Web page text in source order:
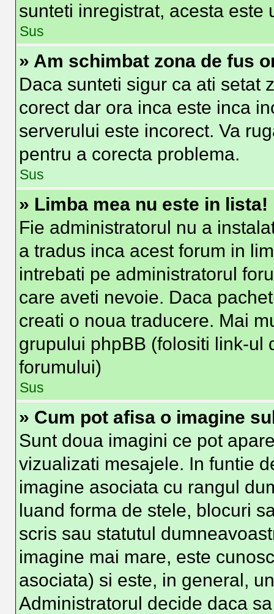
sunteti inregistrat, acesta este
Sus
» Am schimbat zona de fus
Daca sunteti sigur ca ati setat
corect dar ora inca este inca
serverului este incorect. Va
pentru a corecta problema.
Sus
» Limba mea nu este in lista!
Fie administratorul nu a
a tradus inca acest forum in
intrebati pe administratorul
care aveti nevoie. Daca
creati o noua traducere. Mai
grupului phpBB (folositi link-ul
forumului)
Sus
» Cum pot afisa o imagine
Sunt doua imagini ce pot
vizualizati mesajele. In funtie
imagine asociata cu rangul
luand forma de stele, blocuri
scris sau statutul
imagine mai mare, este
asociata) si este, in general,
Administratorul decide daca